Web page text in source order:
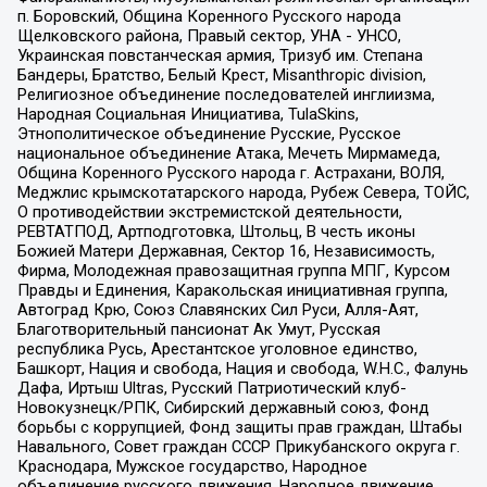
п. Боровский, Община Коренного Русского народа
Щелковского района, Правый сектор, УНА - УНСО,
Украинская повстанческая армия, Тризуб им. Степана
Бандеры, Братство, Белый Крест, Misanthropic division,
Религиозное объединение последователей инглиизма,
Народная Социальная Инициатива, TulaSkins,
Этнополитическое объединение Русские, Русское
национальное объединение Атака, Мечеть Мирмамеда,
Община Коренного Русского народа г. Астрахани, ВОЛЯ,
Меджлис крымскотатарского народа, Рубеж Севера, ТОЙС,
О противодействии экстремистской деятельности,
РЕВТАТПОД, Артподготовка, Штольц, В честь иконы
Божией Матери Державная, Сектор 16, Независимость,
Фирма, Молодежная правозащитная группа МПГ, Курсом
Правды и Единения, Каракольская инициативная группа,
Автоград Крю, Союз Славянских Сил Руси, Алля-Аят,
Благотворительный пансионат Ак Умут, Русская
республика Русь, Арестантское уголовное единство,
Башкорт, Нация и свобода, Нация и свобода, W.H.С., Фалунь
Дафа, Иртыш Ultras, Русский Патриотический клуб-
Новокузнецк/РПК, Сибирский державный союз, Фонд
борьбы с коррупцией, Фонд защиты прав граждан, Штабы
Навального, Совет граждан СССР Прикубанского округа г.
Краснодара, Мужское государство, Народное